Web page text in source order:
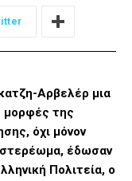
Αρβελέρ μια
μορφές της
όχι μόνον
στερέωμα, έδωσαν
Πολιτεία, ο